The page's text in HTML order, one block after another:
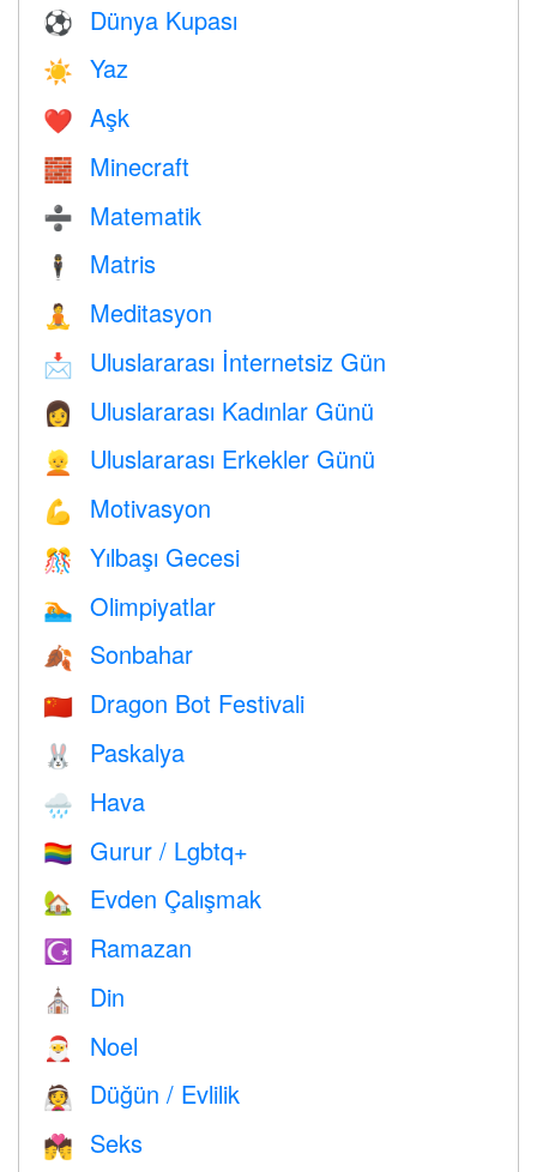
⚽ Dünya Kupası
☀️ Yaz
❤️️ Aşk
🧱 Minecraft
➗ Matematik
🕴️ Matris
🧘 Meditasyon
📩 Uluslararası İnternetsiz Gün
👩 Uluslararası Kadınlar Günü
👱 Uluslararası Erkekler Günü
💪 Motivasyon
🎊 Yılbaşı Gecesi
🏊 Olimpiyatlar
🍂 Sonbahar
🇨🇳 Dragon Bot Festivali
🐰 Paskalya
🌧 Hava
🏳️‍🌈 Gurur / Lgbtq+
🏡 Evden Çalışmak
☪️ Ramazan
⛪️ Din
🎅 Noel
👰 Düğün / Evlilik
💏 Seks